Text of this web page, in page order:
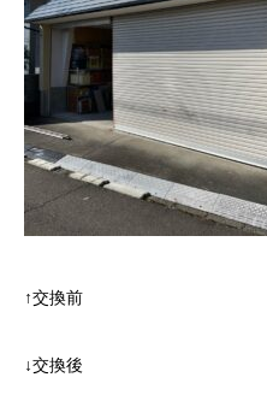
↑交換前
↓交換後